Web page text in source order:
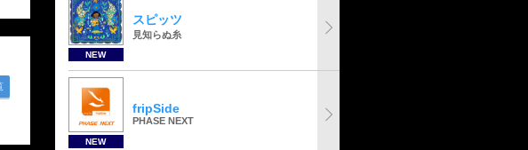
NEW
スピッツ
見知らぬ糸
NEW
fripSide
PHASE NEXT